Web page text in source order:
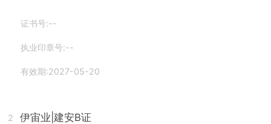
证书号:--
执业印章号:--
有效期:2027-05-20
2 伊宙业 |建安B证